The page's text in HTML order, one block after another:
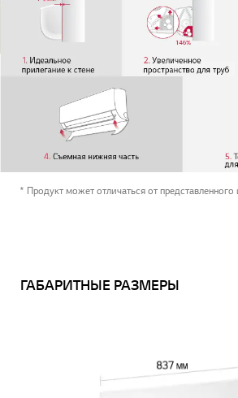
* Продукт может отличаться от
ГАБАРИТНЫЕ РАЗМЕРЫ